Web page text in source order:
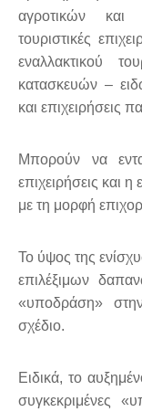
αγροτικών και
τουριστικές
εναλλακτικού
κατασκευών –
και επιχειρήσεις
Μπορούν να
επιχειρήσεις και
με τη μορφή
Το ύψος της
επιλέξιμων
«υποδράση»
σχέδιο.
Ειδικά, το
συγκεκριμένες